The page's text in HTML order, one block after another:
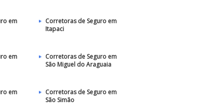
em
Corretoras de Seguro em
Itapaci
em
Corretoras de Seguro em
São Miguel do Araguaia
em
Corretoras de Seguro em
São Simão